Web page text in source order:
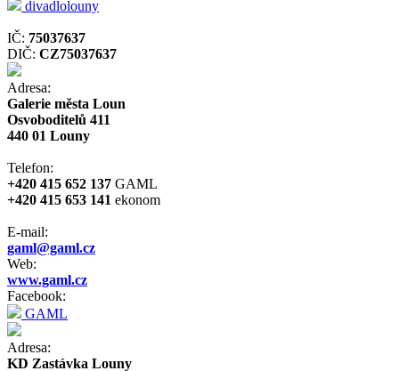
divadlolouny
IČ: 75037637
DIČ: CZ75037637
Adresa:
Galerie města Loun
Osvoboditelů 411
440 01 Louny
Telefon:
+420 415 652 137 GAML
+420 415 653 141 ekonom
E-mail:
gaml@gaml.cz
Web:
www.gaml.cz
Facebook:
GAML
Adresa:
KD Zastávka Louny